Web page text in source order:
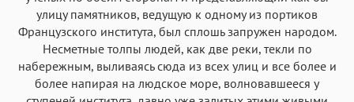
Аа
Helvetica Neue
Аа
Arial Аа
Georgia
Аа
Times New Roman
Аа
Courier
Аа Аа Аа
улицу памятников, ведущую к одному из портиков
Французского института, был сплошь запружен народом.
Несметные толпы людей, как две реки, текли по
набережным, выливаясь сюда из всех улиц и все более и
более напирая на людское море, волновавшееся у